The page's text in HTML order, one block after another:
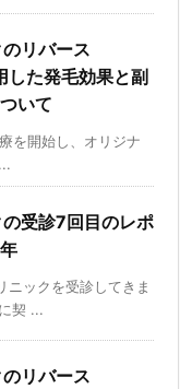
リバース
た発毛効果と副
いて
を開始し、オリジナ
受診7回目のレポ
ニックを受診してきま
契 ...
リバース